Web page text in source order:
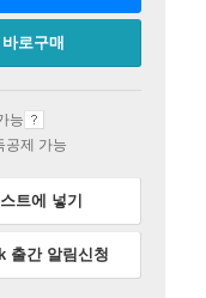
바로구매
능
공제 가능
트에 넣기
출간 알림신청